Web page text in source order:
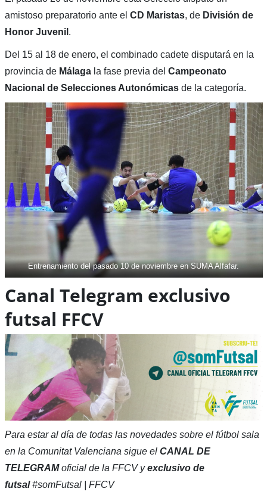
amistoso preparatorio ante el CD Maristas, de División de
Honor Juvenil .
Del 15 al 18 de enero, el combinado cadete disputará en la
provincia de Málagala fase previa del Campeonato
Nacional de Selecciones Autonómicasde la categoría.
Entrenamiento del pasado 10 de noviembre en SUMA Alfafar.
Canal Telegram exclusivo
futsal FFCV
Para estar al día de todas las novedades sobre el fútbol sala
en la Comunitat Valenciana sigue el CANAL DE
TELEGRAMoficial de la FFCV yexclusivo de
futsal#somFutsal | FFCV